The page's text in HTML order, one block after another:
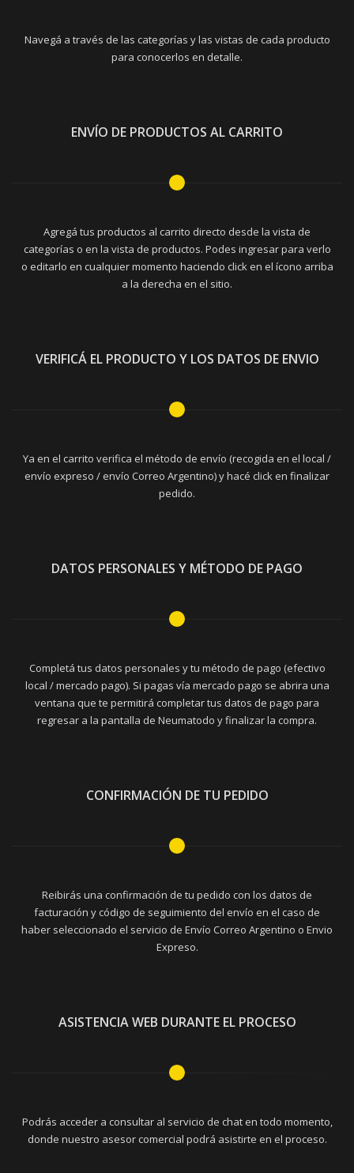
Navegá a través de las categorías y las vistas de cada producto
para conocerlos en detalle.
ENVÍO DE PRODUCTOS AL CARRITO
Agregá tus productos al carrito directo desde la vista de
categorías o en la vista de productos. Podes ingresar para verlo
o editarlo en cualquier momento haciendo click en el ícono arriba
a la derecha en el sitio.
VERIFICÁ EL PRODUCTO Y LOS DATOS DE ENVIO
Ya en el carrito verifica el método de envío (recogida en el local /
envío expreso / envío Correo Argentino) y hacé click en finalizar
pedido.
DATOS PERSONALES Y MÉTODO DE PAGO
Completá tus datos personales y tu método de pago (efectivo
local / mercado pago). Si pagas vía mercado pago se abrira una
ventana que te permitirá completar tus datos de pago para
regresar a la pantalla de Neumatodo y finalizar la compra.
CONFIRMACIÓN DE TU PEDIDO
Reibirás una confirmación de tu pedido con los datos de
facturación y código de seguimiento del envío en el caso de
haber seleccionado el servicio de Envío Correo Argentino o Envio
Expreso.
ASISTENCIA WEB DURANTE EL PROCESO
Podrás acceder a consultar al servicio de chat en todo momento,
donde nuestro asesor comercial podrá asistirte en el proceso.